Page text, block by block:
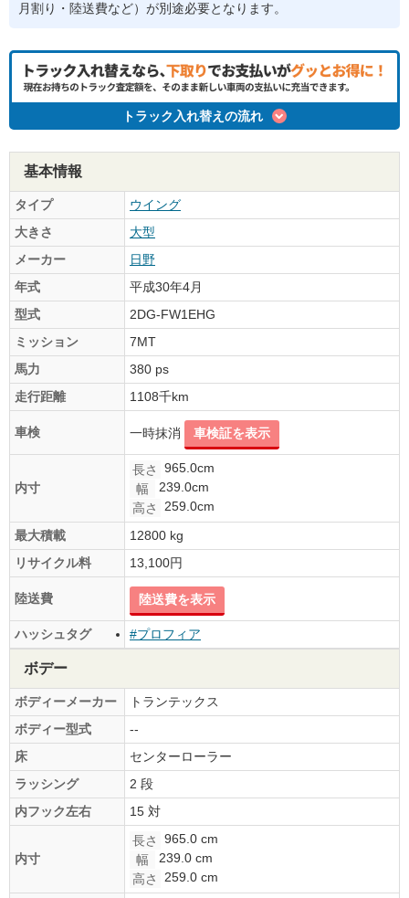
月割り・陸送費など）が別途必要となります。
トラック入れ替えの流れ
基本情報
タイプ
ウイング
大きさ
大型
メーカー
日野
年式
平成30年4月
型式
2DG-FW1EHG
ミッション
7MT
馬力
380 ps
走行距離
1108千km
車検 一時抹消 車検証を表示
内寸
長さ
965.0cm
幅
239.0cm
高さ
259.0cm
最大積載
12800 kg
リサイクル料
13,100円
陸送費 陸送費を表示
ハッシュタグ #プロフィア
ボデー
ボディーメーカー
トランテックス
ボディー型式
--
床
センターローラー
ラッシング
2 段
内フック左右
15 対
内寸
長さ
965.0 cm
幅
239.0 cm
高さ
259.0 cm